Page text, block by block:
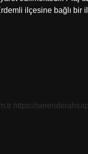
ilçesine bağlı bir
https://